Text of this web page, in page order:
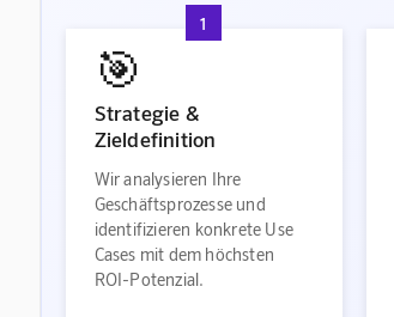
1
🎯
Strategie &
Zieldefinition
Wir analysieren Ihre
Geschäftsprozesse und
identifizieren konkrete Use
Cases mit dem höchsten
ROI-Potenzial.